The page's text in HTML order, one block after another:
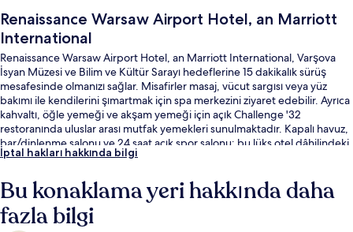
Renaissance Warsaw Airport Hotel, an Marriott
International
Renaissance Warsaw Airport Hotel, an Marriott International, Varşova
İsyan Müzesi ve Bilim ve Kültür Sarayı hedeflerine 15 dakikalık sürüş
mesafesinde olmanızı sağlar. Misafirler masaj, vücut sargısı veya yüz
bakımı ile kendilerini şımartmak için spa merkezini ziyaret edebilir. Ayrıca
kahvaltı, öğle yemeği ve akşam yemeği için açık Challenge '32
restoranında uluslar arası mutfak yemekleri sunulmaktadır. Kapalı havuz,
bar/dinlenme salonu ve 24 saat açık spor salonu; bu lüks otel dâhilindeki
diğer öne çıkan özellikler arasındadır. Misafirler arasında yardıma hazır
İptal hakları hakkında bilgi
Bu konaklama yeri hakkında daha
fazla bilgi